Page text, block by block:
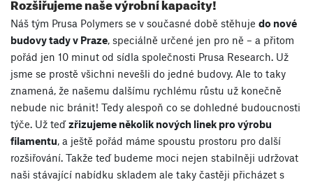
Náš tým Prusa Polymers se v současné době stěhuje do nové
budovy tady v Praze, speciálně určené jen pro ně – a přitom
pořád jen 10 minut od sídla společnosti Prusa Research. Už
jsme se prostě všichni nevešli do jedné budovy. Ale to taky
znamená, že našemu dalšímu rychlému růstu už konečně
nebude nic bránit! Tedy alespoň co se dohledné budoucnosti
týče. Už teďzřizujeme několik nových linek pro výrobu
filamentu, a ještě pořád máme spoustu prostoru pro další
rozšiřování. Takže teď budeme moci nejen stabilněji udržovat
naši stávající nabídku skladem ale taky častěji přicházet s